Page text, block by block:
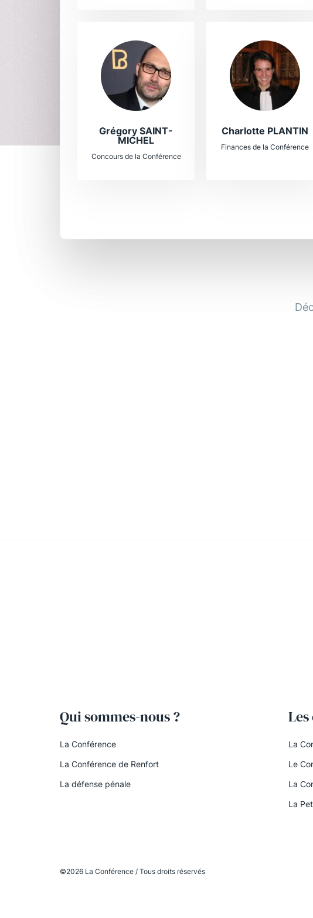
Grégory SAINT-
MICHEL
Concours de la Conférence
Charlotte PLANTIN
Finances de la Conférence
Qui sommes-nous ?
La Conférence
La Conférence de Renfort
La défense pénale
La
Le
La
La
©2026 La Conférence / Tous droits réservés